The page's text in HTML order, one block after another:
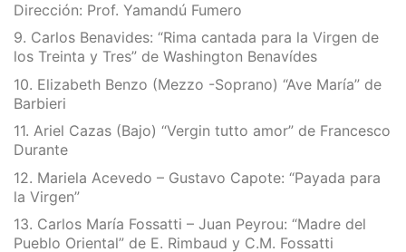
Dirección: Prof. Yamandú Fumero
9. Carlos Benavides: “Rima cantada para la Virgen de
los Treinta y Tres” de Washington Benavídes
10. Elizabeth Benzo (Mezzo -Soprano) “Ave María” de
Barbieri
11. Ariel Cazas (Bajo) “Vergin tutto amor” de Francesco
Durante
12. Mariela Acevedo – Gustavo Capote: “Payada para
la Virgen”
13. Carlos María Fossatti – Juan Peyrou: “Madre del
Pueblo Oriental” de E. Rimbaud y C.M. Fossatti